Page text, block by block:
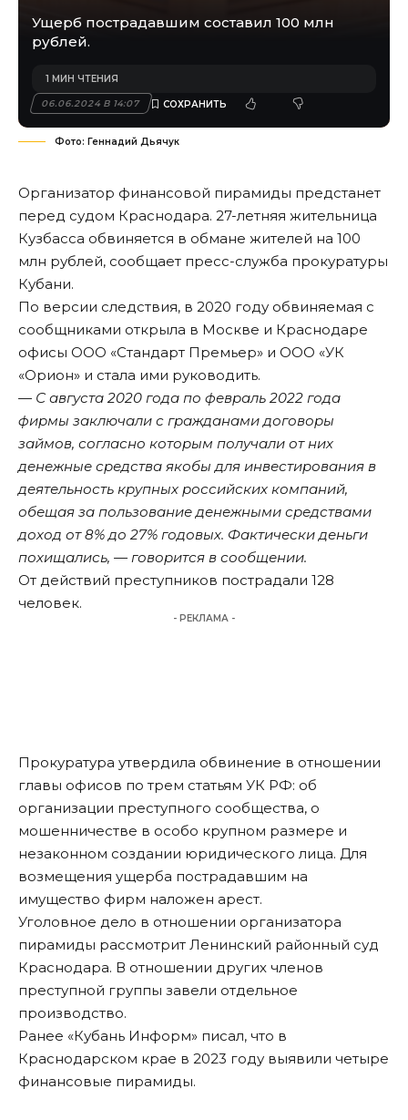
Ущерб пострадавшим составил 100 млн
рублей.
06.06.2024 В 14:07
1 МИН ЧТЕНИЯ
Фото: Геннадий Дьячук
Организатор финансовой пирамиды предстанет
перед судом Краснодара. 27-летняя жительница
Кузбасса обвиняется в обмане жителей на 100
млн рублей, сообщает пресс-служба прокуратуры
Кубани.
По версии следствия, в 2020 году обвиняемая с
сообщниками открыла в Москве и Краснодаре
офисы ООО «Стандарт Премьер» и ООО «УК
«Орион» и стала ими руководить.
— С августа 2020 года по февраль 2022 года
фирмы заключали с гражданами договоры
займов, согласно которым получали от них
денежные средства якобы для инвестирования в
деятельность крупных российских компаний,
обещая за пользование денежными средствами
доход от 8% до 27% годовых. Фактически деньги
похищались, — говорится в сообщении.
От действий преступников пострадали 128
человек.
- РЕКЛАМА -
Прокуратура утвердила обвинение в отношении
главы офисов по трем статьям УК РФ: об
организации преступного сообщества, о
мошенничестве в особо крупном размере и
незаконном создании юридического лица. Для
возмещения ущерба пострадавшим на
имущество фирм наложен арест.
Уголовное дело в отношении организатора
пирамиды рассмотрит Ленинский районный суд
Краснодара. В отношении других членов
преступной группы завели отдельное
производство.
Ранее «Кубань Информ» писал, что в
Краснодарском крае в 2023 году выявили четыре
финансовые пирамиды.